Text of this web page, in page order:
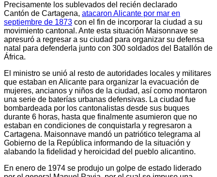
Precisamente los sublevados del recién declarado
Cantón de Cartagena, atacaron Alicante por mar en
septiembre de 1873 con el fin de incorporar la ciudad a su
movimiento cantonal. Ante esta situación Maisonnave se
apresuró a regresar a su ciudad para organizar su defensa
natal para defenderla junto con 300 soldados del Batallón de
África.
El ministro se unió al resto de autoridades locales y militares
que estaban en Alicante para organizar la evacuación de
mujeres, ancianos y niños de la ciudad, así como montaron
una serie de baterías urbanas defensivas. La ciudad fue
bombardeada por los cantonalistas desde sus buques
durante 6 horas, hasta que finalmente asumieron que no
estaban en condiciones de conquistarla y regresaron a
Cartagena. Maisonnave mandó un patriótico telegrama al
Gobierno de la República informando de la situación y
alabando la fidelidad y heroicidad del pueblo alicantino.
En enero de 1974 se produjo un golpe de estado liderado